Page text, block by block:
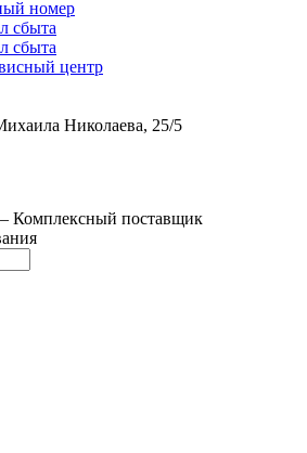
номер
сбыта
сбыта
центр
Николаева, 25/5
Комплексный поставщик